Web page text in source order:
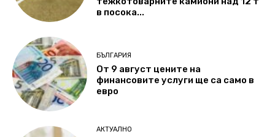
в посока...
БЪЛГАРИЯ
От 9 август цените на
финансовите услуги ще са само в
евро
АКТУАЛНО